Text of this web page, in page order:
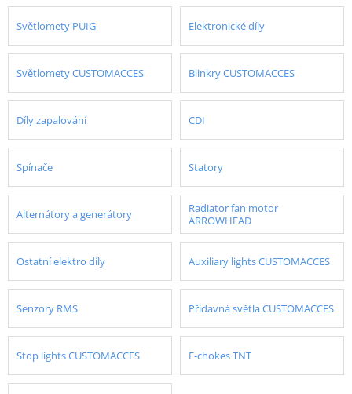
Světlomety PUIG Elektronické díly
Světlomety CUSTOMACCES Blinkry CUSTOMACCES
Díly zapalování CDI
Spínače Statory
Alternátory a generátory
Radiator fan motor
ARROWHEAD
Ostatní elektro díly Auxiliary lights CUSTOMACCES
Senzory RMS Přídavná světla CUSTOMACCES
Stop lights CUSTOMACCES E-chokes TNT